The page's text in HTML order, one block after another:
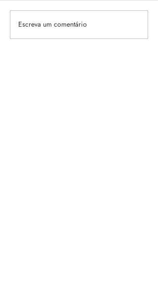
Torna-te um Mini
Forester e Ajuda a
Escreva um comentário